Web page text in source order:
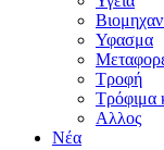
Υφασμα
Τροφή
Τρόφιμα
Αλλος
Νέα